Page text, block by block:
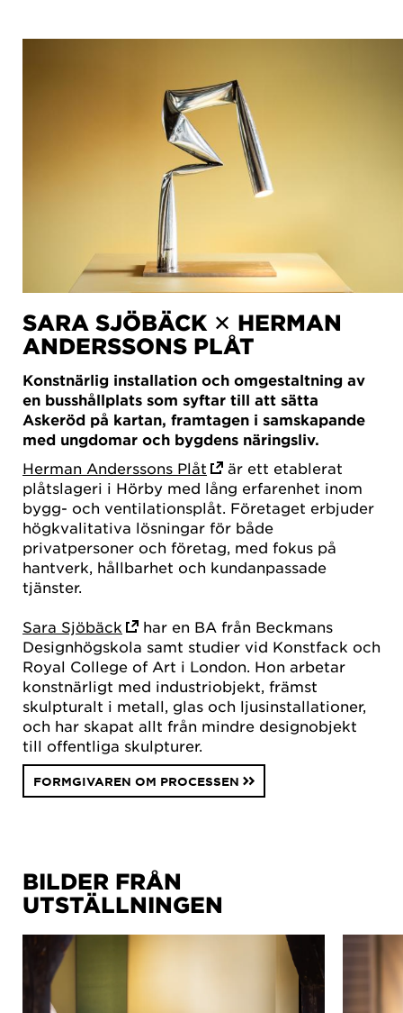
SARA SJÖBÄCK ✕ HERMAN
ANDERSSONS PLÅT
Konstnärlig installation och omgestaltning av
en busshållplats som syftar till att sätta
Askeröd på kartan, framtagen i samskapande
med ungdomar och bygdens näringsliv.
Herman Anderssons Plåt
är ett etablerat
plåtslageri i Hörby med lång erfarenhet inom
bygg- och ventilationsplåt. Företaget erbjuder
högkvalitativa lösningar för både
privatpersoner och företag, med fokus på
hantverk, hållbarhet och kundanpassade
tjänster.
Sara Sjöbäck
har en BA från Beckmans
Designhögskola samt studier vid Konstfack och
Royal College of Art i London. Hon arbetar
konstnärligt med industriobjekt, främst
skulpturalt i metall, glas och ljusinstallationer,
och har skapat allt från mindre designobjekt
till offentliga skulpturer.
FORMGIVAREN OM PROCESSEN
BILDER FRÅN
UTSTÄLLNINGEN